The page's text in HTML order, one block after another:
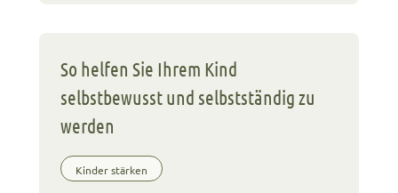
So helfen Sie Ihrem Kind
selbstbewusst und selbstständig zu
werden
Kinder stärken